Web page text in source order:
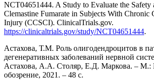
NCT04651444. A Study to Evaluate the
Clemastine Fumarate in Subjects With Chronic
Injury (CCSCI). ClinicalTrials.gov.
https://clinicaltrials.gov/study/NCT04651444.
Астахова, Т.М. Роль олигодендроцитов в
дегенеративных заболеваний нервной
Астахова, А.А. Столяр, Е.Д. Маркова. – М.:
обозрение, 2021. – 48 с.